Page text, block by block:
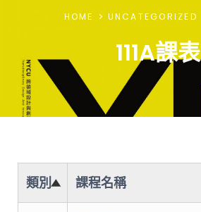
HOME UNCATEGORIZED
111A課表
類別 課程名稱